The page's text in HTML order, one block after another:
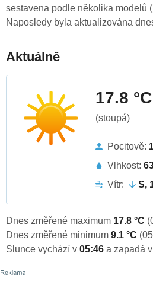
sestavena podle několika modelů
Naposledy byla aktualizována
Aktuálně
17.8 °C
(stoupá)
Pocitově:
Vlhkost:
Vítr:
S,
Dnes změřené maximum 17.8 °C
Dnes změřené minimum 9.1 °C
Slunce vychází v 05:46 a zapadá v